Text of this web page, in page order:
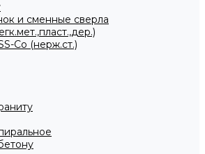
и сменные сверла
Co (нерж.ст.)